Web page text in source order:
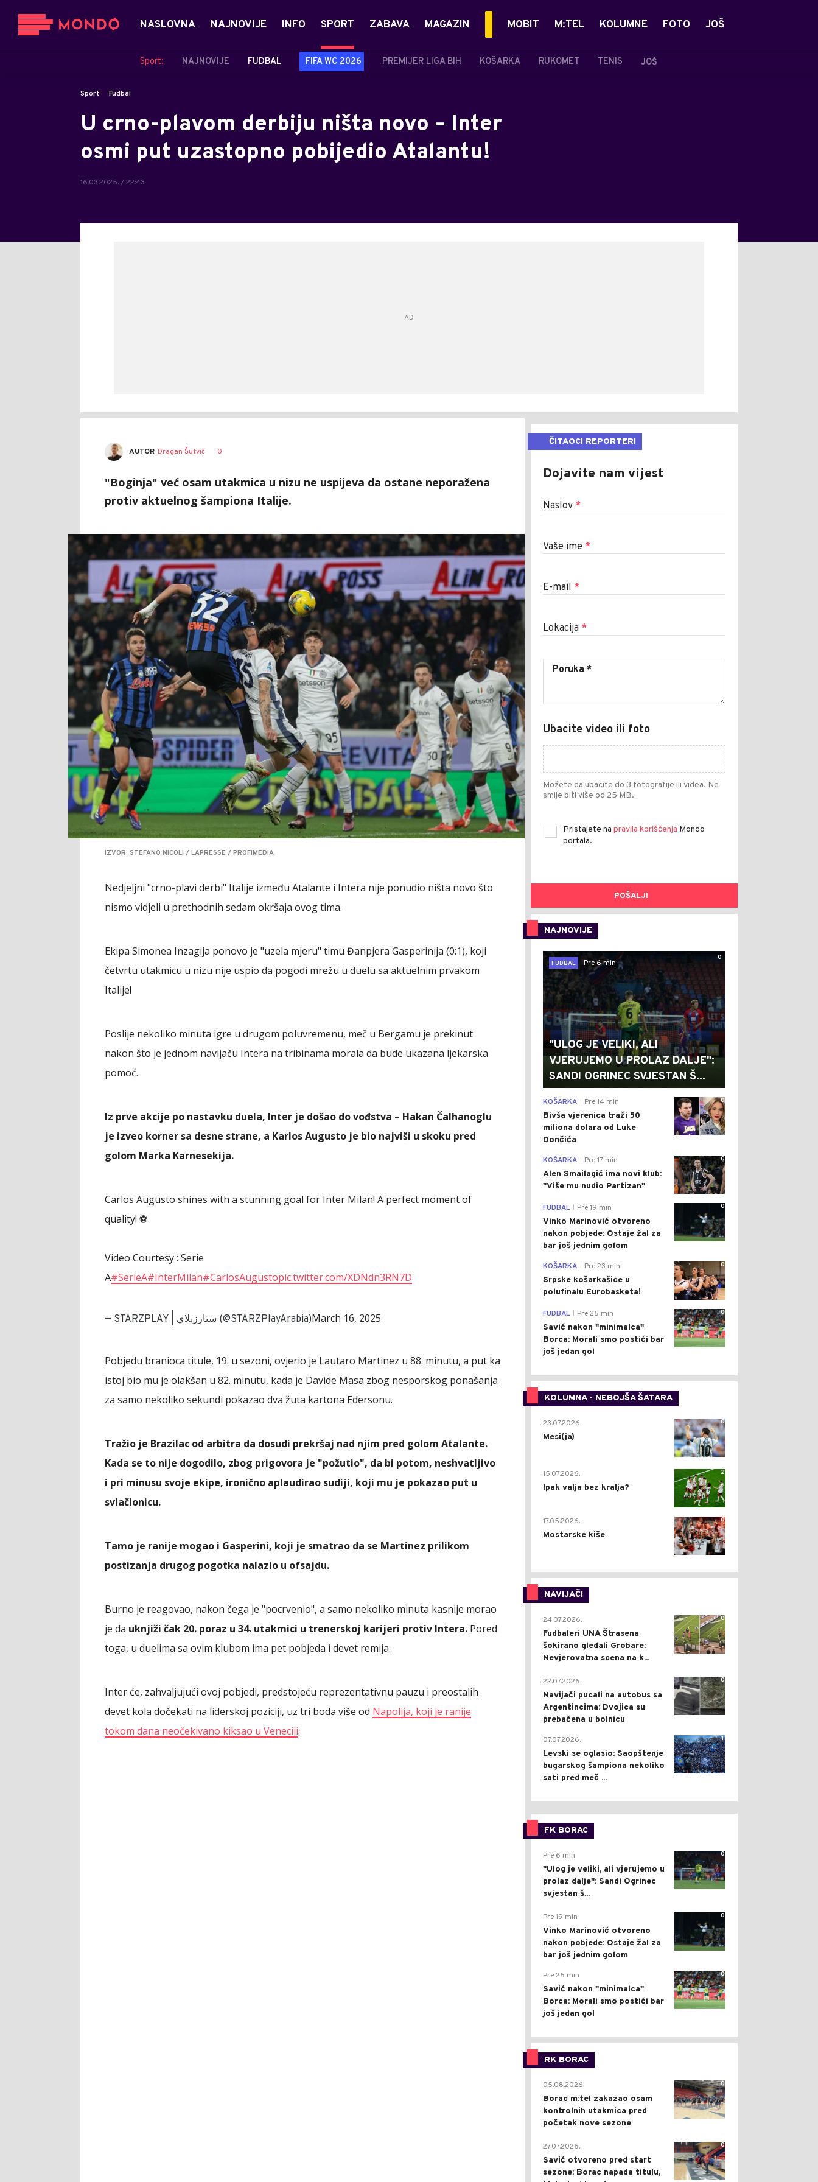
NASLOVNA NAJNOVIJE INFO SPORT
Sport: NAJNOVIJE FUDBAL FIFA WC 2026 PREMIJER LIGA BIH KOŠARKA RUKOMET TENIS JOŠ
ZABAVA MAGAZIN MOBIT M:TEL KOLUMNE FOTO JOŠ
Sport Fudbal
U crno-plavom derbiju ništa novo – Inter
osmi put uzastopno pobijedio Atalantu!
16.03.2025. / 22:43
AUTOR Dragan Šutvić 0
"Boginja" već osam utakmica u nizu ne uspijeva da ostane neporažena
protiv aktuelnog šampiona Italije.
IZVOR: STEFANO NICOLI / LAPRESSE / PROFIMEDIA
Nedjeljni "crno-plavi derbi" Italije između Atalante i Intera nije ponudio ništa novo što
nismo vidjeli u prethodnih sedam okršaja ovog tima.
Ekipa Simonea Inzagija ponovo je "uzela mjeru" timu Đanpjera Gasperinija (0:1), koji
četvrtu utakmicu u nizu nije uspio da pogodi mrežu u duelu sa aktuelnim prvakom
Italije!
Poslije nekoliko minuta igre u drugom poluvremenu, meč u Bergamu je prekinut
nakon što je jednom navijaču Intera na tribinama morala da bude ukazana ljekarska
pomoć.
Iz prve akcije po nastavku duela, Inter je došao do vođstva – Hakan Čalhanoglu
je izveo korner sa desne strane, a Karlos Augusto je bio najviši u skoku pred
golom Marka Karnesekija.
Carlos Augusto shines with a stunning goal for Inter Milan! A perfect moment of
quality! ⚽
Video Courtesy : Serie
A#SerieA#InterMilan#CarlosAugustopic.twitter.com/XDNdn3RN7D
— STARZPLAY | ستارزبلاي (@STARZPlayArabia)March 16, 2025
Pobjedu branioca titule, 19. u sezoni, ovjerio je Lautaro Martinez u 88. minutu, a put ka
istoj bio mu je olakšan u 82. minutu, kada je Davide Masa zbog nesporskog ponašanja
za samo nekoliko sekundi pokazao dva žuta kartona Edersonu.
Tražio je Brazilac od arbitra da dosudi prekršaj nad njim pred golom Atalante.
Kada se to nije dogodilo, zbog prigovora je "požutio", da bi potom, neshvatljivo
i pri minusu svoje ekipe, ironično aplaudirao sudiji, koji mu je pokazao put u
svlačionicu.
Tamo je ranije mogao i Gasperini, koji je smatrao da se Martinez prilikom
postizanja drugog pogotka nalazio u ofsajdu.
Burno je reagovao, nakon čega je "pocrvenio", a samo nekoliko minuta kasnije morao
je da uknjiži čak 20. poraz u 34. utakmici u trenerskoj karijeri protiv Intera. Pored
toga, u duelima sa ovim klubom ima pet pobjeda i devet remija.
Inter će, zahvaljujući ovoj pobjedi, predstojeću reprezentativnu pauzu i preostalih
devet kola dočekati na liderskoj poziciji, uz tri boda više od Napolija, koji je ranije
tokom dana neočekivano kiksao u Veneciji.
ČITAOCI REPORTERI
Dojavite nam vijest
Naslov *
Vaše ime *
E-mail *
Lokacija *
Ubacite video ili foto
Možete da ubacite do 3 fotografije ili videa. Ne
smije biti više od 25 MB.
Pristajete na pravila korišćenja Mondo
portala.
POŠALJI
NAJNOVIJE
0
FUDBAL
Pre 6 min
"ULOG JE VELIKI, ALI
VJERUJEMO U PROLAZ DALJE":
SANDI OGRINEC SVJESTAN Š...
0
KOŠARKA Pre 14 min
Bivša vjerenica traži 50
miliona dolara od Luke
Dončića
0
KOŠARKA Pre 17 min
Alen Smailagić ima novi klub:
"Više mu nudio Partizan"
0
FUDBAL Pre 19 min
Vinko Marinović otvoreno
nakon pobjede: Ostaje žal za
bar još jednim golom
0
KOŠARKA Pre 23 min
Srpske košarkašice u
polufinalu Eurobasketa!
0
FUDBAL Pre 25 min
Savić nakon "minimalca"
Borca: Morali smo postići bar
još jedan gol
KOLUMNA - NEBOJŠA ŠATARA
0
23.07.2026.
Mesi(ja)
2
15.07.2026.
Ipak valja bez kralja?
0
17.05.2026.
Mostarske kiše
NAVIJAČI
0
24.07.2026.
Fudbaleri UNA Štrasena
šokirano gledali Grobare:
Nevjerovatna scena na k...
0
22.07.2026.
Navijači pucali na autobus sa
Argentincima: Dvojica su
prebačena u bolnicu
1
07.07.2026.
Levski se oglasio: Saopštenje
bugarskog šampiona nekoliko
sati pred meč ...
FK BORAC
0
Pre 6 min
"Ulog je veliki, ali vjerujemo u
prolaz dalje": Sandi Ogrinec
svjestan š...
0
Pre 19 min
Vinko Marinović otvoreno
nakon pobjede: Ostaje žal za
bar još jednim golom
0
Pre 25 min
Savić nakon "minimalca"
Borca: Morali smo postići bar
još jedan gol
RK BORAC
0
05.08.2026.
Borac m:tel zakazao osam
kontrolnih utakmica pred
početak nove sezone
0
27.07.2026.
Savić otvoreno pred start
sezone: Borac napada titulu,